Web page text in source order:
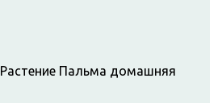
Растение Пальма домашняя